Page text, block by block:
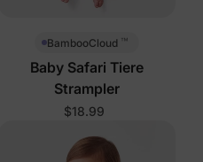
BambooCloud ™
Baby Safari Tiere
Strampler
$18.99